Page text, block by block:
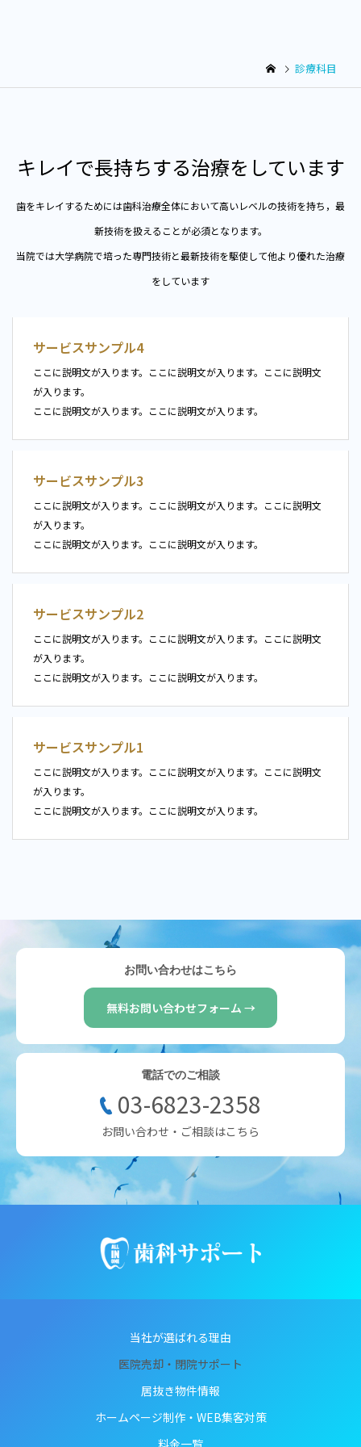
診療科目
キレイで長持ちする治療をしています
歯をキレイするためには歯科治療全体において高いレベルの技術を持ち，最
新技術を扱えることが必須となります。
当院では大学病院で培った専門技術と最新技術を駆使して他より優れた治療
をしています
サービスサンプル4
ここに説明文が入ります。ここに説明文が入ります。ここに説明文
が入ります。
ここに説明文が入ります。ここに説明文が入ります。
サービスサンプル3
ここに説明文が入ります。ここに説明文が入ります。ここに説明文
が入ります。
ここに説明文が入ります。ここに説明文が入ります。
サービスサンプル2
ここに説明文が入ります。ここに説明文が入ります。ここに説明文
が入ります。
ここに説明文が入ります。ここに説明文が入ります。
サービスサンプル1
ここに説明文が入ります。ここに説明文が入ります。ここに説明文
が入ります。
ここに説明文が入ります。ここに説明文が入ります。
お問い合わせはこちら
無料お問い合わせフォーム →
電話でのご相談
03-6823-2358
お問い合わせ・ご相談はこちら
当社が選ばれる理由
医院売却・閉院サポート
居抜き物件情報
ホームページ制作・WEB集客対策